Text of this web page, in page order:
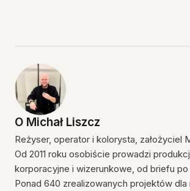
O Michał Liszcz
Reżyser, operator i kolorysta, założyciel
Od 2011 roku osobiście prowadzi
korporacyjne i wizerunkowe, od briefu po
Ponad 640 zrealizowanych projektów dla